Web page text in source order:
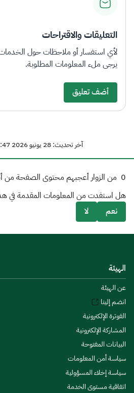
التعليقات والاقتراحات
لأي استفسار أو ملاحظات حول الخدمات
يرجى ملء المعلومات المطلوبة.
أضف تعليق
آخر تحديث: 28 يونيو 2026 11:47 ص المملكة العربية السعودية
0 من الزوار أعجبهم محتوى الصفحة
هل استفدت من المعلومات المقدمة في
نعم
لا
الهيئة
عن الهيئة
انضم إلينا
الفوترة الإلكترونية
المشاركة الإلكترونية
البيانات المفتوحة
سياسة أمن المعلومات
سياسة إخلاء المسؤولية
اتفاقية مستوى الخدمة